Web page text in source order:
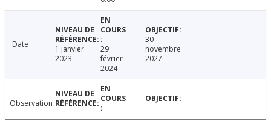
Date
1 janvier
2023
29
février
2024
30
novembre
2027
Observation